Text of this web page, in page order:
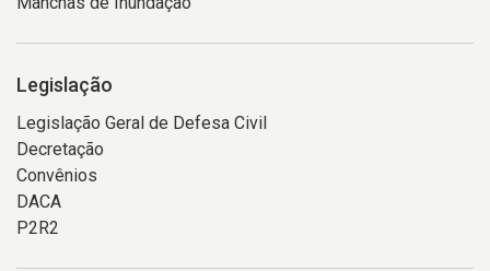
Legislação
Legislação Geral de Defesa Civil
Decretação
Convênios
DACA
P2R2